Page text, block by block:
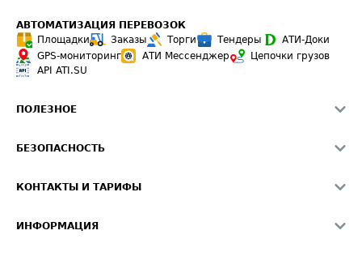
АВТОМАТИЗАЦИЯ ПЕРЕВОЗОК
Площадки
Заказы Торги Тендеры
АТИ-Доки
GPS-мониторинг
АТИ Мессенджер
Цепочки грузов
API ATI.SU
ПОЛЕЗНОЕ
Звезды ATI.SU на вашем сайте
Средние ставки
БЕЗОПАСНОСТЬ
Светофор+
КОНТАКТЫ И ТАРИФЫ
ИНФОРМАЦИЯ